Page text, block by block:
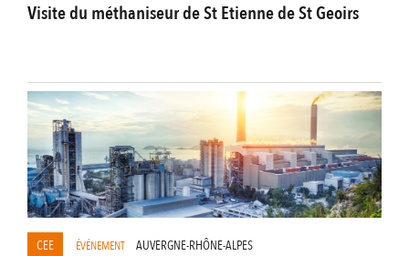
Visite du méthaniseur de St Etienne de St Geoirs
CEE ÉVÉNEMENT
AUVERGNE-RHÔNE-ALPES